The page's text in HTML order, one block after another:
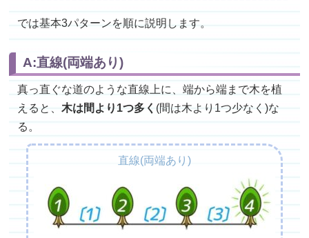
では基本3パターンを順に説明します。
A:直線(両端あり)
真っ直ぐな道のような直線上に、端から端まで木を植
えると、 木は間より1つ多く (間は木より1つ少なく)な
る。
直線(両端あり)